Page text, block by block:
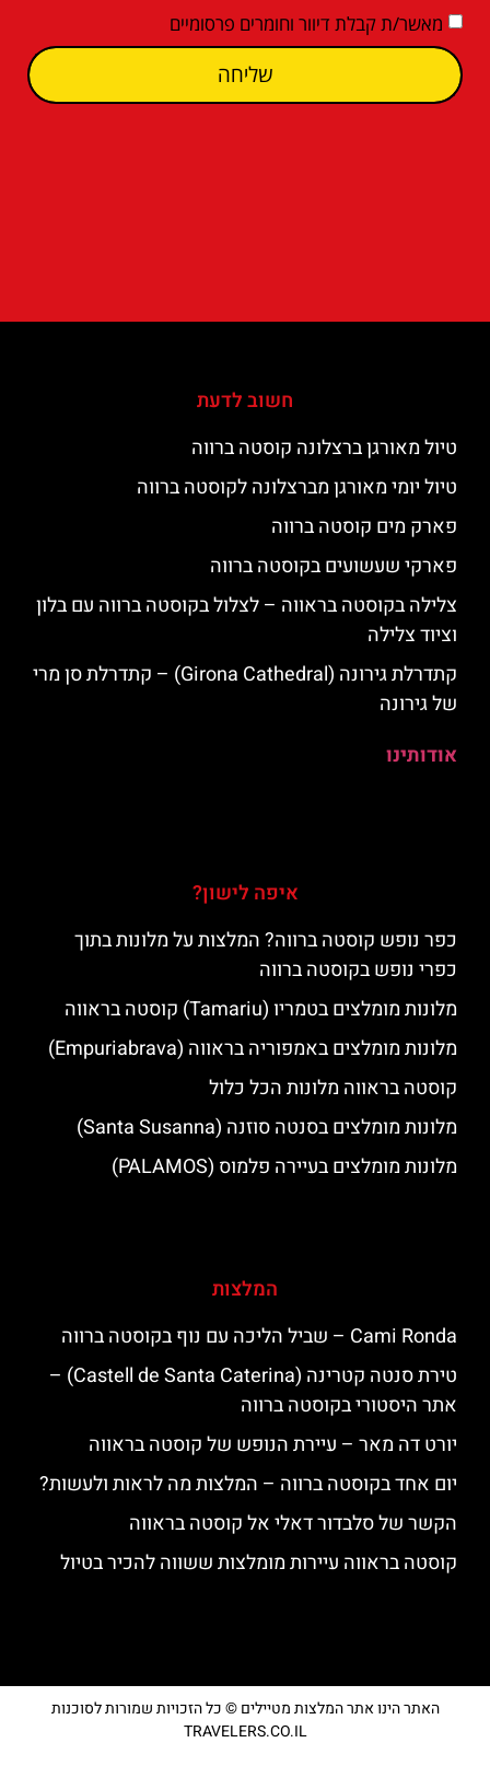
מאשר/ת קבלת דיוור וחומרים פרסומיים
שליחה
חשוב לדעת
טיול מאורגן ברצלונה קוסטה ברווה
טיול יומי מאורגן מברצלונה לקוסטה ברווה
פארק מים קוסטה ברווה
פארקי שעשועים בקוסטה ברווה
צלילה בקוסטה בראווה – לצלול בקוסטה ברווה עם בלון
וציוד צלילה
קתדרלת גירונה (Girona Cathedral) – קתדרלת סן מרי
של גירונה
אודותינו
איפה לישון?
כפר נופש קוסטה ברווה? המלצות על מלונות בתוך
כפרי נופש בקוסטה ברווה
מלונות מומלצים בטמריו (Tamariu) קוסטה בראווה
מלונות מומלצים באמפוריה בראווה (Empuriabrava)
קוסטה בראווה מלונות הכל כלול
מלונות מומלצים בסנטה סוזנה (Santa Susanna)
מלונות מומלצים בעיירה פלמוס (PALAMOS)
המלצות
‪‪Cami Ronda‬‬ – שביל הליכה עם נוף בקוסטה ברווה
טירת סנטה קטרינה (Castell de Santa Caterina) –
אתר היסטורי בקוסטה ברווה
יורט דה מאר – עיירת הנופש של קוסטה בראווה
יום אחד בקוסטה ברווה – המלצות מה לראות ולעשות?
הקשר של סלבדור דאלי אל קוסטה בראווה
קוסטה בראווה עיירות מומלצות ששווה להכיר בטיול
האתר הינו אתר המלצות מטיילים © כל הזכויות שמורות לסוכנות
TRAVELERS.CO.IL